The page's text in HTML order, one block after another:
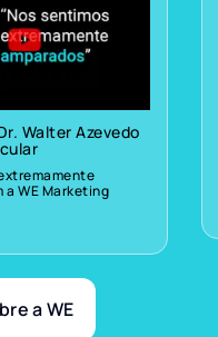
Walter Azevedo
a WE Marketing
a WE